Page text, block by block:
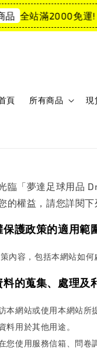
全站滿2000免運!
頁 所有商品 現
臨「夢達足球用品
的權益，請您詳閱下
護政策的適用範
內容，包括本網站如
料的蒐集、處理及
本網站或使用本網站所
料用於其他用途。
您使用服務信箱、問卷